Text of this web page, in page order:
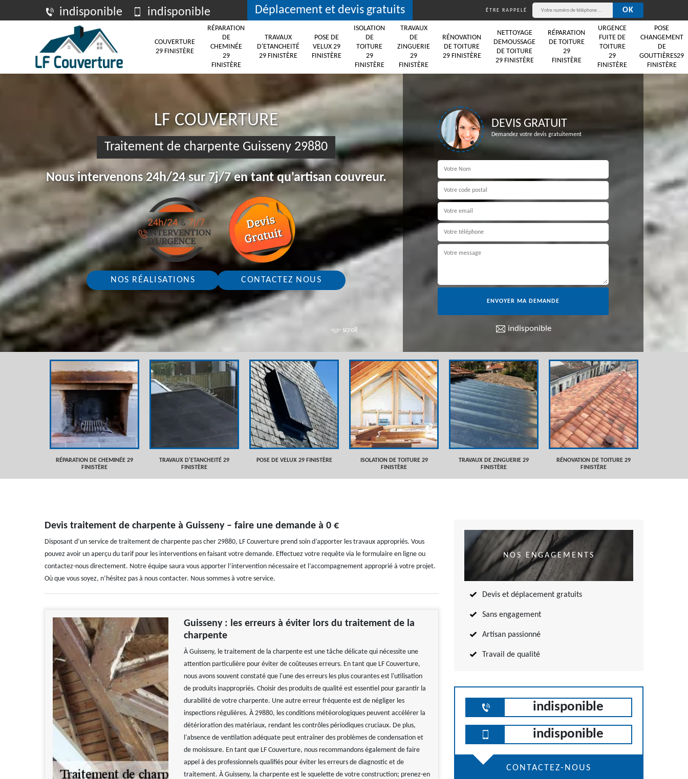
indisponible indisponible Déplacement et devis gratuits ÊTRE RAPPELÉ
COUVERTURE
29 FINISTÈRE
RÉPARATION
DE
CHEMINÉE
29
FINISTÈRE
TRAVAUX
D'ETANCHEITÉ
29 FINISTÈRE
POSE DE
VELUX 29
FINISTÈRE
ISOLATION
DE
TOITURE
29
FINISTÈRE
TRAVAUX
DE
ZINGUERIE
29
FINISTÈRE
RÉNOVATION
DE TOITURE
29 FINISTÈRE
NETTOYAGE
DEMOUSSAGE
DE TOITURE
29 FINISTÈRE
RÉPARATION
DE TOITURE
29
FINISTÈRE
URGENCE
FUITE DE
TOITURE
29
FINISTÈRE
POSE
CHANGEMENT
DE
GOUTTIÈRES29
FINISTÈRE
scroll
LF COUVERTURE
Traitement de charpente Guisseny 29880
Nous intervenons 24h/24 sur 7j/7 en tant qu'artisan couvreur.
NOS RÉALISATIONS CONTACTEZ NOUS
DEVIS GRATUIT
Demandez votre devis gratuitement
indisponible
RÉPARATION DE CHEMINÉE 29
FINISTÈRE
TRAVAUX D'ETANCHEITÉ 29
FINISTÈRE
POSE DE VELUX 29 FINISTÈRE
ISOLATION DE TOITURE 29
FINISTÈRE
TRAVAUX DE ZINGUERIE 29
FINISTÈRE
RÉNOVATION DE TOITURE 29
FINISTÈRE
Devis traitement de charpente à Guisseny – faire une demande à 0 €
Disposant d’un service de traitement de charpente pas cher 29880, LF Couverture prend soin d’apporter les travaux appropriés. Vous
pouvez avoir un aperçu du tarif pour les interventions en faisant votre demande. Effectuez votre requête via le formulaire en ligne ou
contactez-nous directement. Notre équipe saura vous apporter l’intervention nécessaire et l’accompagnement approprié à votre projet.
Où que vous soyez, n’hésitez pas à nous contacter. Nous sommes à votre service.
Guisseny : les erreurs à éviter lors du traitement de la
charpente
À Guisseny, le traitement de la charpente est une tâche délicate qui nécessite une
attention particulière pour éviter de coûteuses erreurs. En tant que LF Couverture,
nous avons souvent constaté que l'une des erreurs les plus courantes est l'utilisation
de produits inappropriés. Choisir des produits de qualité est essentiel pour garantir la
durabilité de votre charpente. Une autre erreur fréquente est de négliger les
inspections régulières. À 29880, les conditions météorologiques peuvent accélérer la
détérioration des matériaux, rendant les contrôles périodiques cruciaux. De plus,
l'absence de ventilation adéquate peut entraîner des problèmes de condensation et
de moisissure. En tant que LF Couverture, nous recommandons également de faire
appel à des professionnels qualifiés pour éviter les erreurs de diagnostic et de
traitement. À Guisseny, la charpente est le squelette de votre construction; prenez-en
NOS ENGAGEMENTS
Devis et déplacement gratuits
Sans engagement
Artisan passionné
Travail de qualité
indisponible
indisponible
CONTACTEZ-NOUS